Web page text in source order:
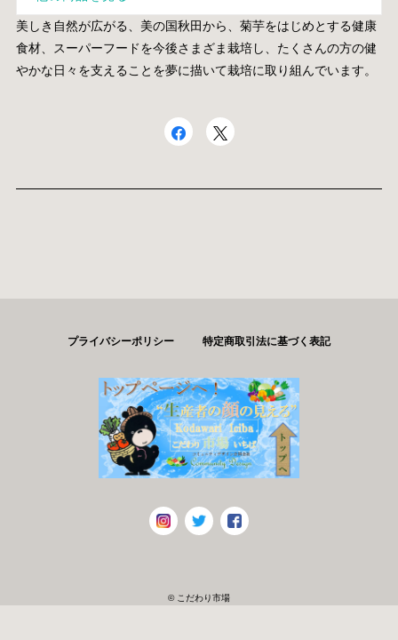
美しき自然が広がる、美の国秋田から、菊芋をはじめとする健康
食材、スーパーフードを今後さまざま栽培し、たくさんの方の健
やかな日々を支えることを夢に描いて栽培に取り組んでいます。
プライバシーポリシー 特定商取引法に基づく表記
© こだわり市場